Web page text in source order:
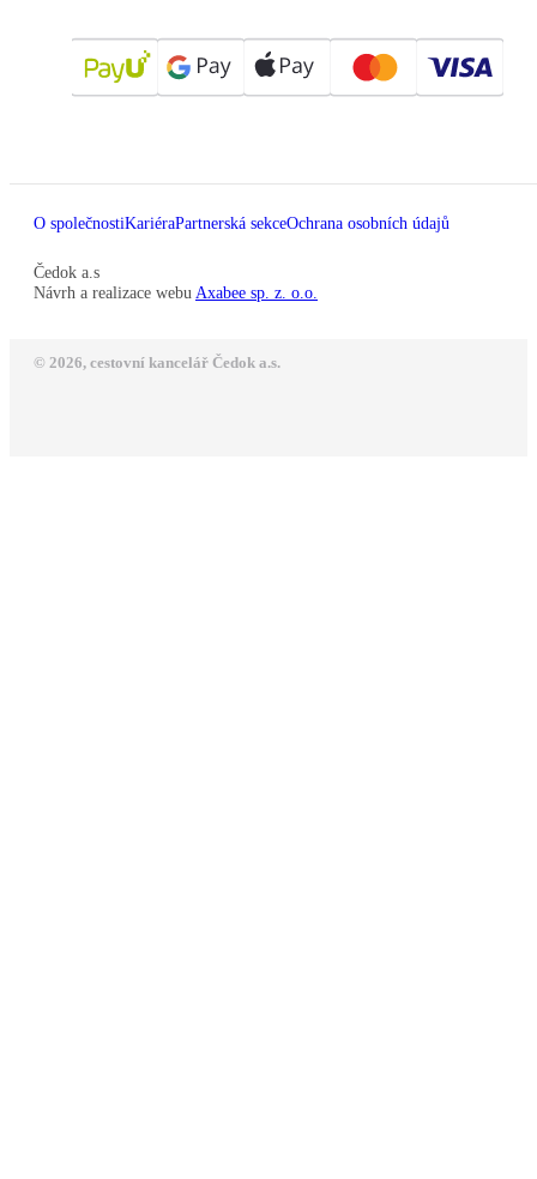
O společnostiKariéraPartnerská sekceOchrana osobních údajů
Čedok a.s
Návrh a realizace webu Axabee sp. z. o.o.
© 2026, cestovní kancelář Čedok a.s.